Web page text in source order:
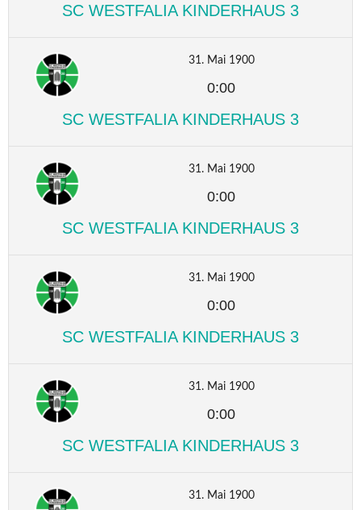
SC WESTFALIA KINDERHAUS 3
31. Mai 1900
0:00
SC WESTFALIA KINDERHAUS 3
31. Mai 1900
0:00
SC WESTFALIA KINDERHAUS 3
31. Mai 1900
0:00
SC WESTFALIA KINDERHAUS 3
31. Mai 1900
0:00
SC WESTFALIA KINDERHAUS 3
31. Mai 1900